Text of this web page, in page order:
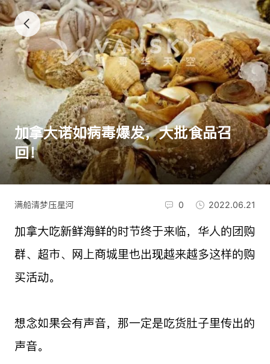
加拿大诺如病毒爆发，大批食品召
回！
满船清梦压星河 0 2022.06.21
加拿大吃新鲜海鲜的时节终于来临，华人的团购
群、超市、网上商城里也出现越来越多这样的购
买活动。
想念如果会有声音，那一定是吃货肚子里传出的
声音。